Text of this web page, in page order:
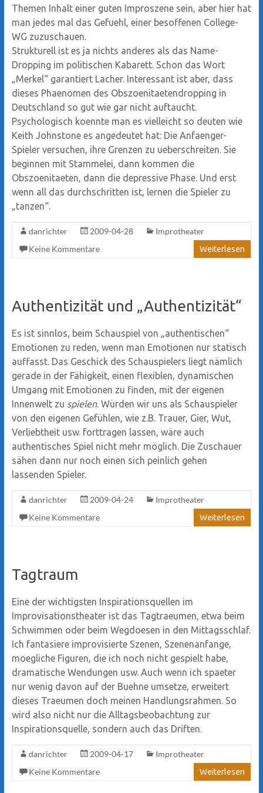
Themen Inhalt einer guten Improszene sein, aber hier hat
man jedes mal das Gefuehl, einer besoffenen College-
WG zuzuschauen.
Strukturell ist es ja nichts anderes als das Name-
Dropping im politischen Kabarett. Schon das Wort
„Merkel“ garantiert Lacher. Interessant ist aber, dass
dieses Phaenomen des Obszoenitaetendropping in
Deutschland so gut wie gar nicht auftaucht.
Psychologisch koennte man es vielleicht so deuten wie
Keith Johnstone es angedeutet hat: Die Anfaenger-
Spieler versuchen, ihre Grenzen zu ueberschreiten. Sie
beginnen mit Stammelei, dann kommen die
Obszoenitaeten, dann die depressive Phase. Und erst
wenn all das durchschritten ist, lernen die Spieler zu
„tanzen“.
danrichter 2009-04-28
Improtheater
Keine Kommentare
Weiterlesen
Authentizität und „Authentizität“
Es ist sinnlos, beim Schauspiel von „authentischen“
Emotionen zu reden, wenn man Emotionen nur statisch
auffasst. Das Geschick des Schauspielers liegt nämlich
gerade in der Fähigkeit, einen flexiblen, dynamischen
Umgang mit Emotionen zu finden, mit der eigenen
Innenwelt zu spielen. Würden wir uns als Schauspieler
von den eigenen Gefühlen, wie z.B. Trauer, Gier, Wut,
Verliebtheit usw. forttragen lassen, wäre auch
authentisches Spiel nicht mehr möglich. Die Zuschauer
sähen dann nur noch einen sich peinlich gehen
lassenden Spieler.
danrichter 2009-04-24
Improtheater
Keine Kommentare
Weiterlesen
Tagtraum
Eine der wichtigsten Inspirationsquellen im
Improvisationstheater ist das Tagtraeumen, etwa beim
Schwimmen oder beim Wegdoesen in den Mittagsschlaf.
Ich fantasiere improvisierte Szenen, Szenenanfange,
moegliche Figuren, die ich noch nicht gespielt habe,
dramatische Wendungen usw. Auch wenn ich spaeter
nur wenig davon auf der Buehne umsetze, erweitert
dieses Traeumen doch meinen Handlungsrahmen. So
wird also nicht nur die Alltagsbeobachtung zur
Inspirationsquelle, sondern auch das Driften.
danrichter 2009-04-17
Improtheater
Keine Kommentare
Weiterlesen